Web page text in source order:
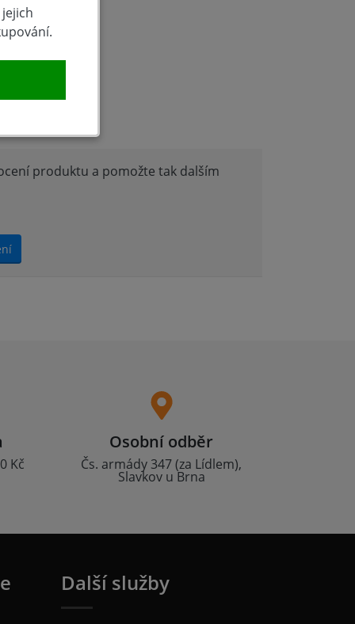
produktu a pomožte tak dalším
Kč
Osobní odběr
Čs. armády 347 (za Lídlem),
Slavkov u Brna
Další služby